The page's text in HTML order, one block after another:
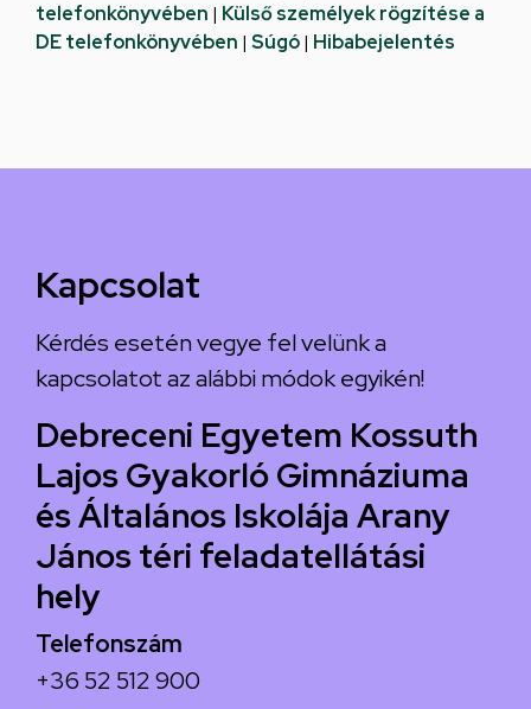
telefonkönyvében | Külső személyek rögzítése a
DE telefonkönyvében | Súgó| Hibabejelentés
Kapcsolat
Kérdés esetén vegye fel velünk a
kapcsolatot az alábbi módok egyikén!
Debreceni Egyetem Kossuth
Lajos Gyakorló Gimnáziuma
és Általános Iskolája Arany
János téri feladatellátási
hely
Telefonszám
+36 52 512 900